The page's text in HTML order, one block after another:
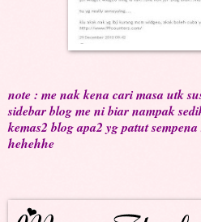
note : me nak kena cari masa utk
sidebar blog me ni biar nampak
kemas2 blog apa2 yg patut
hehehhe